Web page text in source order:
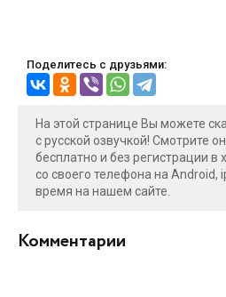
Поделитесь с друзьями:
На этой странице Вы можете
с русской озвучкой! Смотрите
бесплатно и без регистрации в
со своего телефона на Android,
время на нашем сайте.
Комментарии